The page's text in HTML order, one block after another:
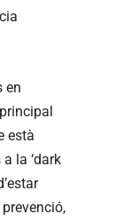
en
està
la ‘dark